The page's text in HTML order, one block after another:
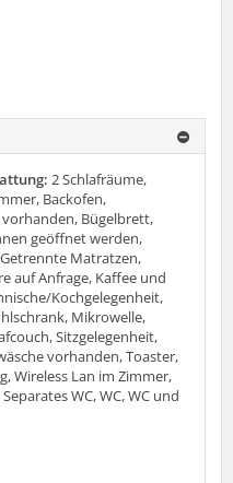
2 Schlafräume,
Backofen,
Bügelbrett,
geöffnet werden,
Matratzen,
auf Anfrage, Kaffee und
Kochgelegenheit,
Mikrowelle,
Sitzgelegenheit,
vorhanden, Toaster,
Wireless Lan im Zimmer,
Separates WC, WC, WC und